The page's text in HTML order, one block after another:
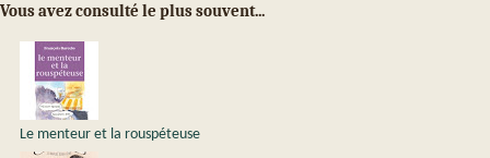
Vous avez consulté le plus souvent...
Le menteur et la rouspéteuse